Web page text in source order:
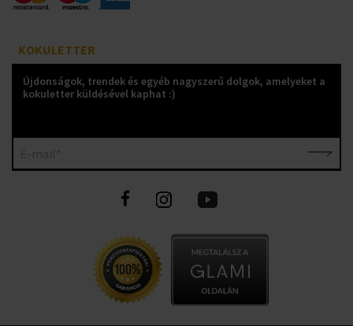
KOKULETTER
Újdonságok, trendek és egyéb nagyszerű dolgok, amelyeket a
kokuletter küldésével kaphat :)